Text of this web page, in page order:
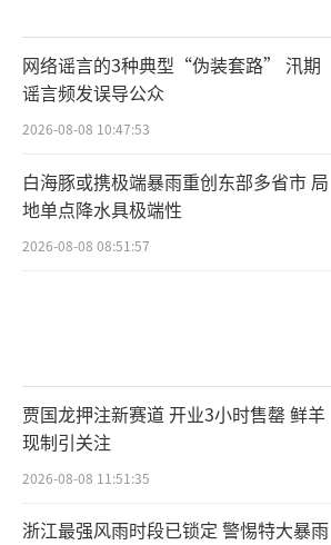
网络谣言的3种典型“伪装套路” 汛期
谣言频发误导公众
2026-08-08 10:47:53
白海豚或携极端暴雨重创东部多省市 局
地单点降水具极端性
2026-08-08 08:51:57
贾国龙押注新赛道 开业3小时售罄 鲜羊
现制引关注
2026-08-08 11:51:35
浙江最强风雨时段已锁定 警惕特大暴雨